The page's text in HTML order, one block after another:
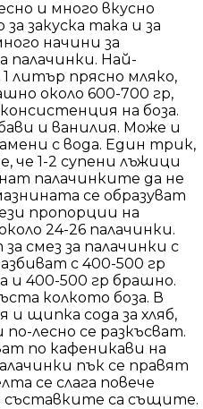
и много вкусно
закуска така и за
начини за
палачинки. Най-
литър прясно мляко,
около 600-700 гр,
на боза.
и ванилия. Може и
с вода. Един трик,
че 1-2 супени лъжици
палачинките да не
се образуват
пропорции на
24-26 палачинки.
смез за палачинки с
с 400-500 гр
и 400-500 гр брашно.
колкото боза. В
и щипка сода за хляб,
лесно се разкъсват.
по кафеникави на
пък се правят
се слага повече
съставките са същите.